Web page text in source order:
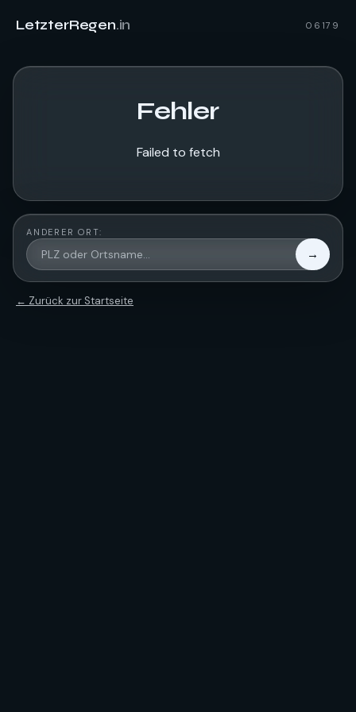
LetzterRegen.in 06179
Fehler
Failed to fetch
ANDERER ORT:
→
← Zurück zur Startseite